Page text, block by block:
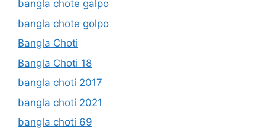
bangla chote galpo
bangla chote golpo
Bangla Choti
Bangla Choti 18
bangla choti 2017
bangla choti 2021
bangla choti 69